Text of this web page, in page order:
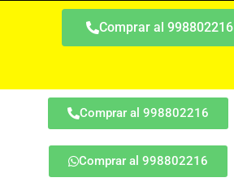
Comprar al 998802216
Comprar al 998802216
Comprar al 998802216